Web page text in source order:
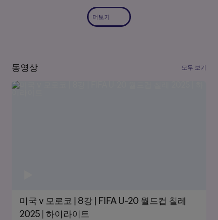
더보기
동영상 모두 보기
미국 v 모로코 | 8강 | FIFA U-20 월드컵 칠레
2025 | 하이라이트